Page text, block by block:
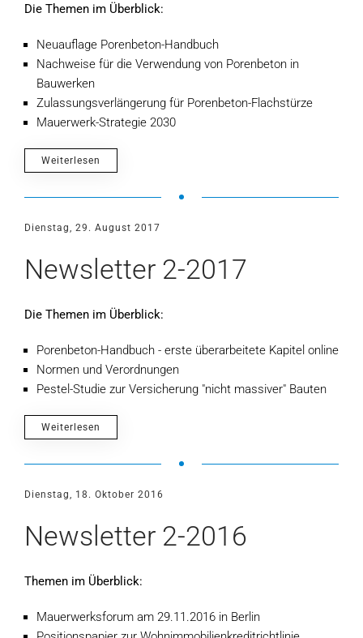
Die Themen im Überblick:
Neuauflage Porenbeton-Handbuch
Nachweise für die Verwendung von Porenbeton in
Bauwerken
Zulassungsverlängerung für Porenbeton-Flachstürze
Mauerwerk-Strategie 2030
Weiterlesen
Dienstag, 29. August 2017
Newsletter 2-2017
Die Themen im Überblick:
Porenbeton-Handbuch - erste überarbeitete Kapitel online
Normen und Verordnungen
Pestel-Studie zur Versicherung "nicht massiver" Bauten
Weiterlesen
Dienstag, 18. Oktober 2016
Newsletter 2-2016
Themen im Überblick:
Mauerwerksforum am 29.11.2016 in Berlin